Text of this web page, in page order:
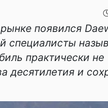
появился
специалисты
практически не
десятилетия и